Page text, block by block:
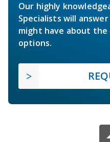
Our highly
Specialists will
might have about the
options.